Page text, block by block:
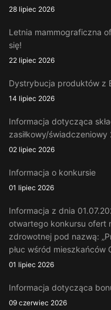
28 lipiec 2026
Letnia mammograficzna
się!
22 lipiec 2026
Dystrybucja produktów z
14 lipiec 2026
Informacja dotycząca
zasiłkowy/
02 lipiec 2026
Informacja o konkursie
01 lipiec 2026
Informacja z dnia
otwartego konkursu ofert
zdrowotnej pod nazwą:
płuc wśród mieszkańców
01 lipiec 2026
Informacja dotycząca
09 czerwiec 2026